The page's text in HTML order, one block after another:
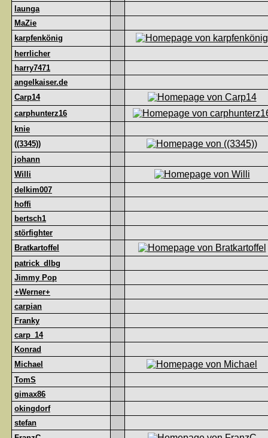
launga
MaZie
karpfenkönig
herrlicher
harry7471
angelkaiser.de
Carp14
carphunterz16
knie
((3345))
johann
Willi
delkim007
hoffi
bertsch1
störfighter
Bratkartoffel
patrick_dlbg
Jimmy Pop
+Werner+
carpian
Franky
carp_14
Konrad
Michael
TomS
gimax86
okingdorf
stefan